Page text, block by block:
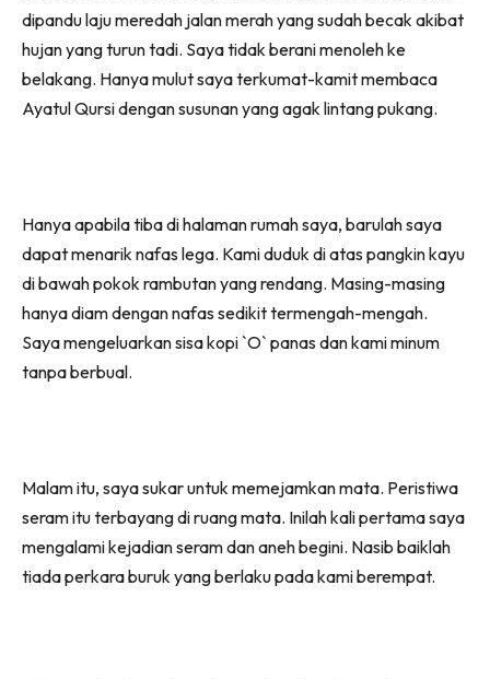
dipandu laju meredah jalan merah yang sudah becak akibat
hujan yang turun tadi. Saya tidak berani menoleh ke
belakang. Hanya mulut saya terkumat-kamit membaca
Ayatul Qursi dengan susunan yang agak lintang pukang.
Hanya apabila tiba di halaman rumah saya, barulah saya
dapat menarik nafas lega. Kami duduk di atas pangkin kayu
di bawah pokok rambutan yang rendang. Masing-masing
hanya diam dengan nafas sedikit termengah-mengah.
Saya mengeluarkan sisa kopi `O` panas dan kami minum
tanpa berbual.
Malam itu, saya sukar untuk memejamkan mata. Peristiwa
seram itu terbayang di ruang mata. Inilah kali pertama saya
mengalami kejadian seram dan aneh begini. Nasib baiklah
tiada perkara buruk yang berlaku pada kami berempat.